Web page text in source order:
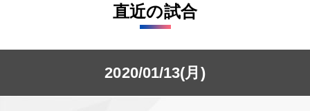
直近の試合
2020/01/13(月)